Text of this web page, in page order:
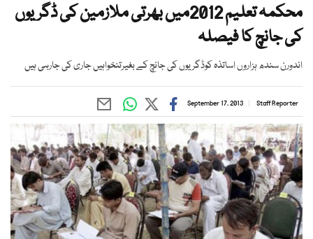
محکمہ تعلیم 2012میں بھرتی ملازمین کی ڈگریوں
کی جانچ کا فیصلہ
اندورن سندھ ہزاروں اساتذہ کوڈگریوں کی جانچ کے بغیرتنخواہیں جاری کی جارہی ہیں
Staff Reporter
September 17, 2013